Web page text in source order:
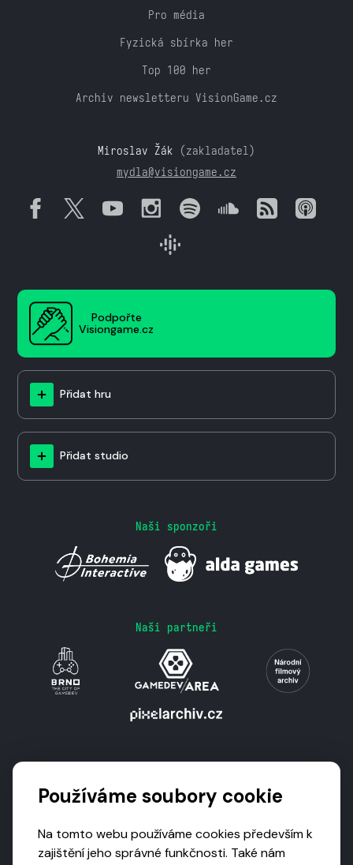
Pro média
Fyzická sbírka her
Top 100 her
Archiv newsletteru VisionGame.cz
Miroslav Žák (zakladatel)
mydla@visiongame.cz
Podpořte
Visiongame.cz
Přidat hru
Přidat studio
Naši sponzoři
Naši partneři
Používáme soubory cookie
Na tomto webu používáme cookies především k
zajištění jeho správné funkčnosti. Také nám